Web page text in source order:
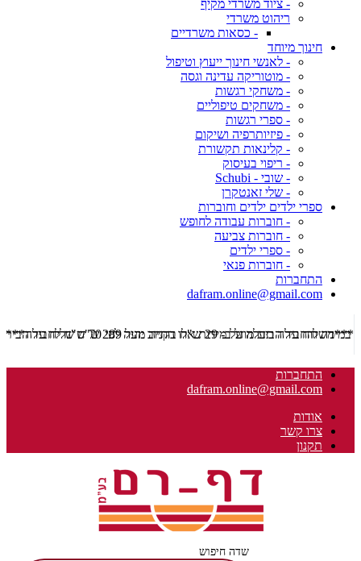
- ציוד משרדי מקיף
ריהוט משרדי
- כסאות משרדיים
חינוך מיוחד
- לאנשי חינוך ייעוץ וטיפול
- מוטוריקה עדינה וגסה
- משחקי רגשות
- משחקים טיפוליים
- ספרי רגשות
- פיזיותרפיה ושיקום
- קלינאות תקשורת
- ריפוי בעיסוק
- שובי - Schubi
- שלי זאנטקרן
ספרי ילדים ילדים וחוברות
- חוברות עבודה לחופש
- חוברות צביעה
- ספרי ילדים
- חוברות פנאי
התחברות
dafram.online@gmail.com
***משלוח עד הבית מוזל ב- 29 ש"ח בקניה מעל 289 ש"ח שליח עד הבית ***
התחברות
dafram.online@gmail.com
אודות
צרו קשר
תקנון
שדה חיפוש